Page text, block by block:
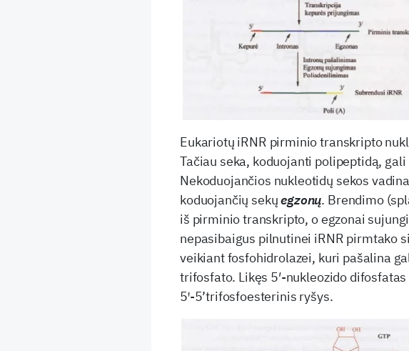
Eukariotų iRNR pirminio transkripto
Tačiau seka, koduojanti polipeptidą,
Nekoduojančios nukleotidų sekos
koduojančių sekųegzonų. Brendimo
iš pirminio transkripto, o egzonai
nepasibaigus pilnutinei iRNR pirmtako
veikiant fosfohidrolazei, kuri pašalina
trifosfato. Likęs 5′-nukleozido
5ꞌ-5’trifosfoesterinis ryšys.